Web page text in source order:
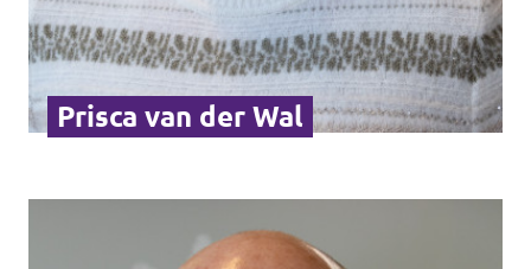
Prisca van der Wal